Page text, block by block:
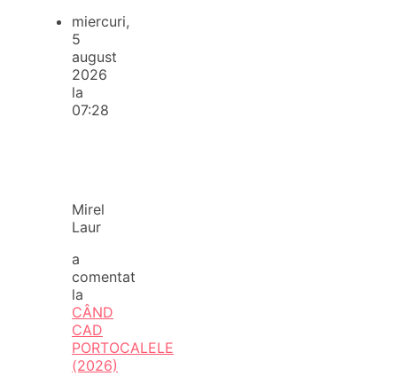
miercuri,
5
august
2026
la
07:28
Mirel
Laur
a
comentat
la
CÂND
CAD
PORTOCALELE
(2026)